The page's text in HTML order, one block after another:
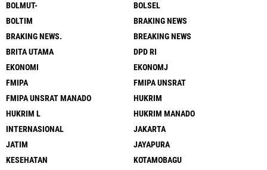
BOLMUT-
BOLSEL
BOLTIM
BRAKING NEWS
BRAKING NEWS.
BREAKING NEWS
BRITA UTAMA
DPD RI
EKONOMI
EKONOMJ
FMIPA
FMIPA UNSRAT
FMIPA UNSRAT MANADO
HUKRIM
HUKRIM L
HUKRIM MANADO
INTERNASIONAL
JAKARTA
JATIM
JAYAPURA
KESEHATAN
KOTAMOBAGU